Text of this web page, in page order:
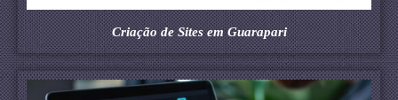
Criação de Sites em Guarapari